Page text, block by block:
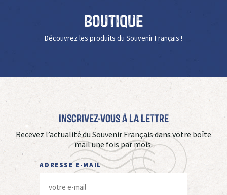
Boutique
Découvrez les produits du Souvenir Français !
Inscrivez-vous à La Lettre
Recevez l’actualité du Souvenir Français dans votre boîte
mail une fois par mois.
ADRESSE E-MAIL